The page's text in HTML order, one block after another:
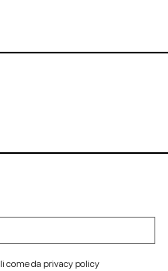
come da privacy policy